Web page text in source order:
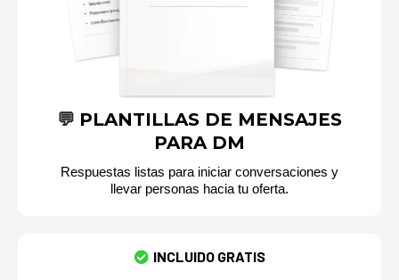
💬 PLANTILLAS DE MENSAJES
PARA DM
Respuestas listas para iniciar conversaciones y
llevar personas hacia tu oferta.
INCLUIDO GRATIS